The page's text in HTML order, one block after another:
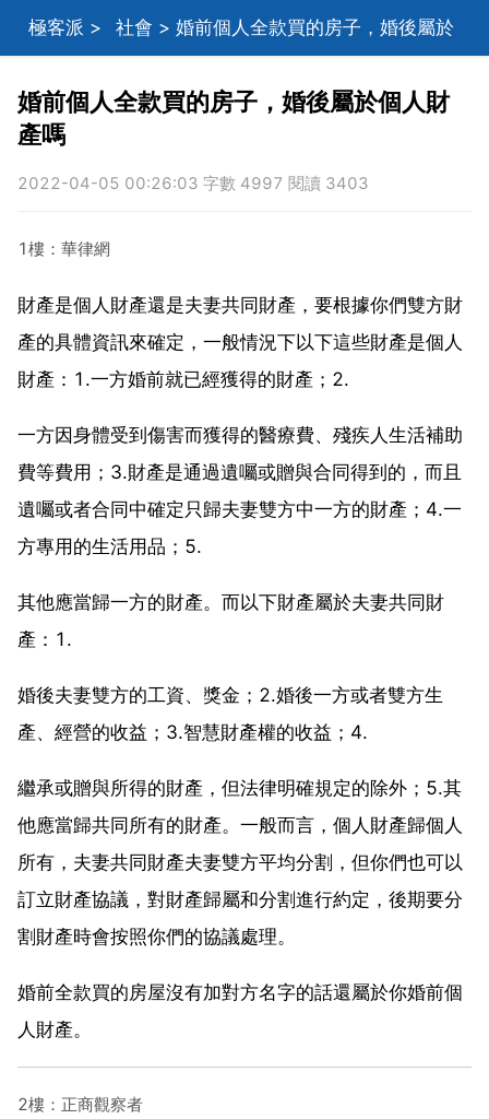
極客派 > 社會 > 婚前個人全款買的房子，婚後屬於
婚前個人全款買的房子，婚後屬於個人財
產嗎
2022-04-05 00:26:03 字數 4997 閱讀 3403
1樓：華律網
財產是個人財產還是夫妻共同財產，要根據你們雙方財
產的具體資訊來確定，一般情況下以下這些財產是個人
財產：1.一方婚前就已經獲得的財產；2.
一方因身體受到傷害而獲得的醫療費、殘疾人生活補助
費等費用；3.財產是通過遺囑或贈與合同得到的，而且
遺囑或者合同中確定只歸夫妻雙方中一方的財產；4.一
方專用的生活用品；5.
其他應當歸一方的財產。而以下財產屬於夫妻共同財
產：1.
婚後夫妻雙方的工資、獎金；2.婚後一方或者雙方生
產、經營的收益；3.智慧財產權的收益；4.
繼承或贈與所得的財產，但法律明確規定的除外；5.其
他應當歸共同所有的財產。一般而言，個人財產歸個人
所有，夫妻共同財產夫妻雙方平均分割，但你們也可以
訂立財產協議，對財產歸屬和分割進行約定，後期要分
割財產時會按照你們的協議處理。
婚前全款買的房屋沒有加對方名字的話還屬於你婚前個
人財產。
2樓：正商觀察者